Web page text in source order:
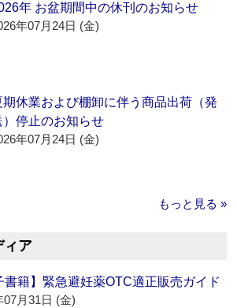
年 お盆期間中の休刊のお知らせ
年07月24日 (金)
期休業および棚卸に伴う商品出荷（発
）停止のお知らせ
年07月24日 (金)
もっと見る »
ィア
書籍】緊急避妊薬OTC適正販売ガイド
07月31日 (金)